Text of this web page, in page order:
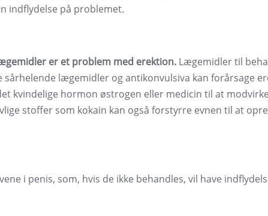
indflydelse på problemet.
er et problem med erektion. Lægemidler til
lægemidler og antikonvulsiva kan forårsage
kvindelige hormon østrogen eller medicin til at modvirke
stoffer som kokain kan også forstyrre evnen til at
i penis, som, hvis de ikke behandles, vil have